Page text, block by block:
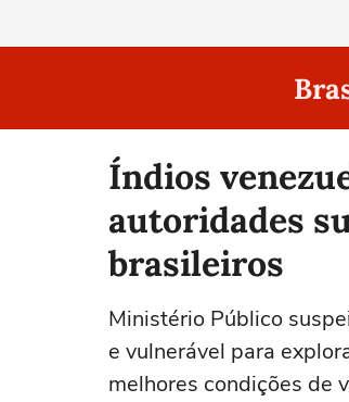
Índios
autoridades
brasileiros
Ministério Público
e vulnerável para
melhores condições de